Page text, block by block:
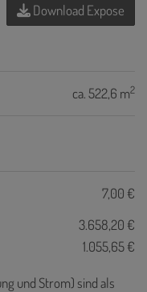
Download Expose
ca. 522,6 m2
7,00 €
3.658,20 €
1.055,65 €
und Strom) sind als